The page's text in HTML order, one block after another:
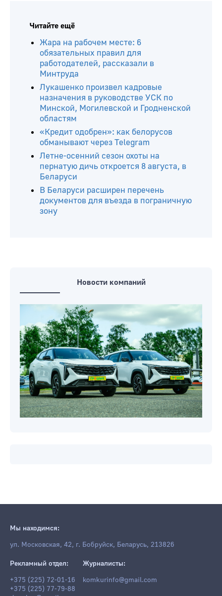
Читайте ещё
Жара на рабочем месте: 6
обязательных правил для
работодателей, рассказали в
Минтруда
Лукашенко произвел кадровые
назначения в руководстве УСК по
Минской, Могилевской и Гродненской
областям
«Кредит одобрен»: как белорусов
обманывают через Telegram
Летне-осенний сезон охоты на
пернатую дичь откроется 8 августа, в
Беларуси
В Беларуси расширен перечень
документов для въезда в пограничную
зону
Новости компаний
Мы находимся:
ул. Московская, 42, г. Бобруйск, Беларусь, 213826
Рекламный отдел:
+375 (225) 72-01-16
+375 (225) 77-79-88
Журналисты:
komkurinfo@gmail.com